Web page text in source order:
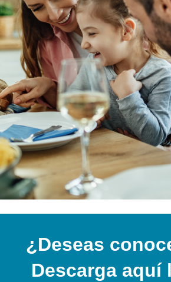
¿Deseas
Descarga aquí